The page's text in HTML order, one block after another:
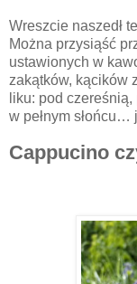
Wreszcie naszedł
Można przysiąść
ustawionych w
zakątków, kącików
liku: pod
w pełnym
Cappucino